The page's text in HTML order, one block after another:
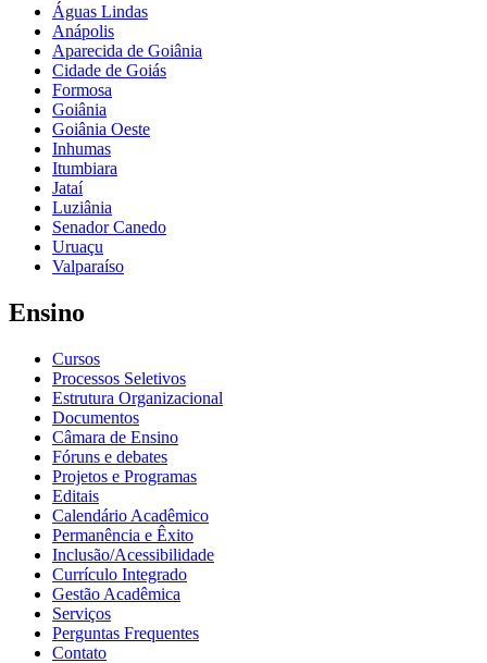
Águas Lindas
Anápolis
Aparecida de Goiânia
Cidade de Goiás
Formosa
Goiânia
Goiânia Oeste
Inhumas
Itumbiara
Jataí
Luziânia
Senador Canedo
Uruaçu
Valparaíso
Ensino
Cursos
Processos Seletivos
Estrutura Organizacional
Documentos
Câmara de Ensino
Fóruns e debates
Projetos e Programas
Editais
Calendário Acadêmico
Permanência e Êxito
Inclusão/Acessibilidade
Currículo Integrado
Gestão Acadêmica
Serviços
Perguntas Frequentes
Contato